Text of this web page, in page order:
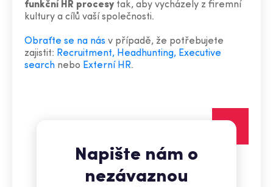
funkční HR procesy tak, aby vycházely z firemní
kultury a cílů vaší společnosti.
Obraťte se na nás v případě, že potřebujete
zajistit: Recruitment, Headhunting, Executive
search nebo Externí HR.
Napište nám o
nezávaznou